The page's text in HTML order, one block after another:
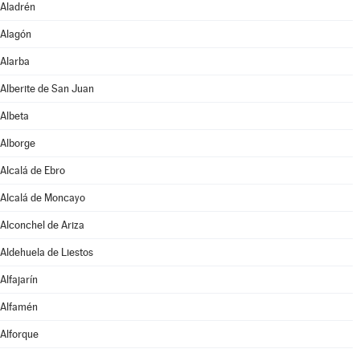
Aladrén
Alagón
Alarba
Alberite de San Juan
Albeta
Alborge
Alcalá de Ebro
Alcalá de Moncayo
Alconchel de Ariza
Aldehuela de Liestos
Alfajarín
Alfamén
Alforque